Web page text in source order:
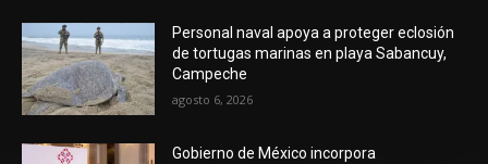
Personal naval apoya a proteger eclosión
de tortugas marinas en playa Sabancuy,
Campeche
agosto 6, 2026
Gobierno de México incorpora